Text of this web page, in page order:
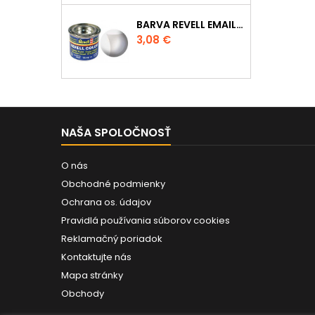
BARVA REVELL EMAILOVÁ - 32102: MATNÁ ČIRÁ (CLEAR MAT)
Cena
3,08 €
NAŠA SPOLOČNOSŤ
O nás
Obchodné podmienky
Ochrana os. údajov
Pravidlá používania súborov cookies
Reklamačný poriadok
Kontaktujte nás
Mapa stránky
Obchody